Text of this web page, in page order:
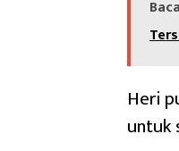
Heri
untuk